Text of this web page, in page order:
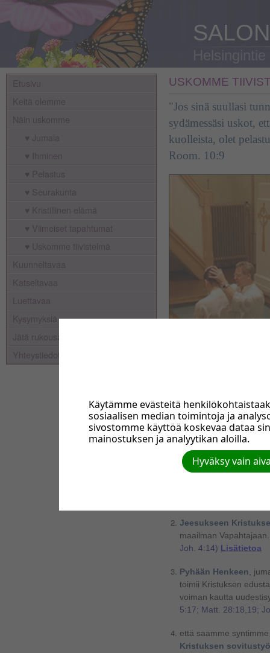
USKOMME
"Jos sinä suullasi
sydämessäsi uskot,
kuolleista, olet
Room. 10:9
Meillä ei ole varsinaista
avoimia Raamatun
yhteenveto siitä, miten
Uskomme...
Jeesukseen
maailman Vapahtajaan.
Joh. 4:14) Lisätietoa
Pyhään Henkeen ,
toimii Kristuksen
voiman kautta
5:17; Matt. 28:18,19;
että saamme
Kristuksen
Käytämme evästeitä
sosiaalisen median toimintoja ja
sivostomme käyttöä koskevaa dataa
mainostuksen ja analyytikan aloilla.
Hyväksy vain